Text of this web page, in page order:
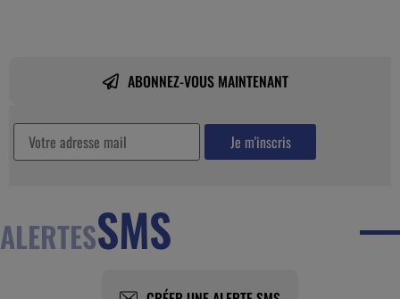
ABONNEZ-VOUS MAINTENANT
ALERTESSMS